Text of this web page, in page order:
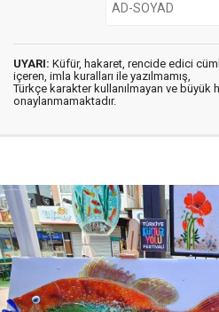
UYARI: Küfür, hakaret, rencide edici
içeren, imla kuralları ile yazılmamış,
Türkçe karakter kullanılmayan ve büyük
onaylanmamaktadır.